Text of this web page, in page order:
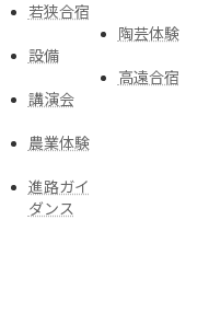
若狭合宿
設備
講演会
農業体験
進路ガイ
ダンス
陶芸体験
高遠合宿